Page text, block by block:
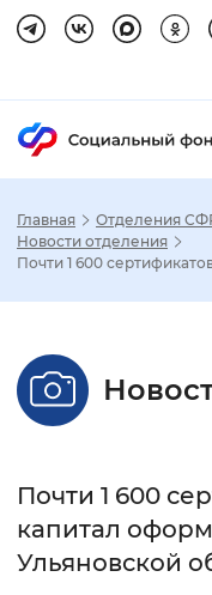
Настройка
Стандартный
Без
Главная Отделения
Новости отделения
Почти 1 600
Почти 1 600
капитал
Ульяновской